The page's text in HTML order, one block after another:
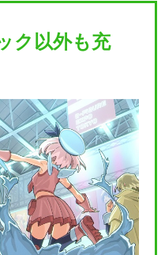
年新春歌…
ク以外も充